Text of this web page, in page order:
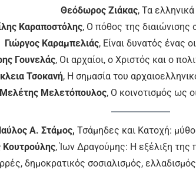
Θεόδωρος Ζιάκας, Τα
Καραποστόλης, Ο πόθος της διαιώνισης
Γιώργος Καραμπελιάς, Είναι δυνατός ένας
Γουνελάς, Οι αρχαίοι, ο Χριστός και ο
Τσοκανή, Η σημασία του
Μελέτης Μελετόπουλος, Ο κοινοτισμός ως
Α. Στάμος, Τσάμηδες και Κατοχή:
Κουτρούλης, Ίων Δραγούμης: Η εξέλιξη της
δημοκρατικός σοσιαλισμός,